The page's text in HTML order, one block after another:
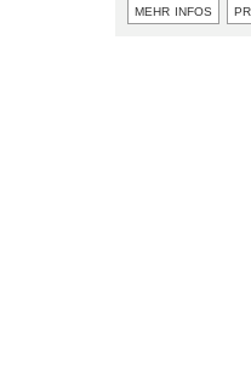
mehr infos